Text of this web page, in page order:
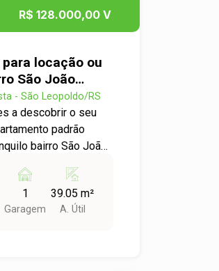
R$ 128.000,00 V
locação ou
São João
Leopoldo
- São Leopoldo/RS
a descobrir o seu
padrão
bairro São João
e praticidade.
Apartamento: -
amplos e
1
Garagem
39.05 m²
A. Útil